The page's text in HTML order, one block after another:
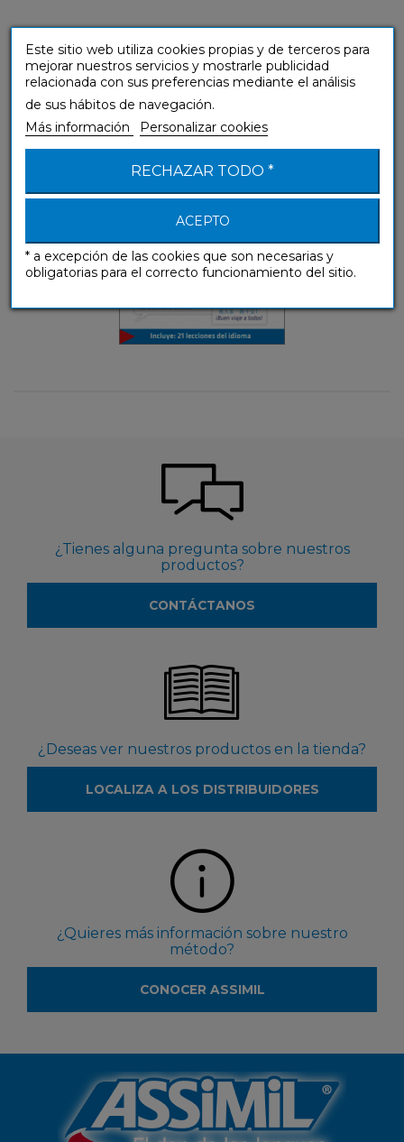
Chino (libro digital)
Guías de conversación
¿Tienes alguna pregunta sobre nuestros
productos?
CONTÁCTANOS
¿Deseas ver nuestros productos en la tienda?
LOCALIZA A LOS DISTRIBUIDORES
¿Quieres más información sobre nuestro
método?
CONOCER ASSIMIL
Este sitio web utiliza cookies propias y de terceros para
mejorar nuestros servicios y mostrarle publicidad
relacionada con sus preferencias mediante el análisis
de sus hábitos de navegación.
Más información
Personalizar cookies
RECHAZAR TODO *
ACEPTO
* a excepción de las cookies que son necesarias y
obligatorias para el correcto funcionamiento del sitio.